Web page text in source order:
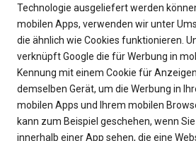
Technologie ausgeliefert werden
mobilen Apps, verwenden wir unter
die ähnlich wie Cookies funktionieren.
verknüpft Google die für Werbung in
Kennung mit einem Cookie für
demselben Gerät, um die Werbung in
mobilen Apps und Ihrem mobilen
kann zum Beispiel geschehen, wenn
innerhalb einer App sehen, die eine